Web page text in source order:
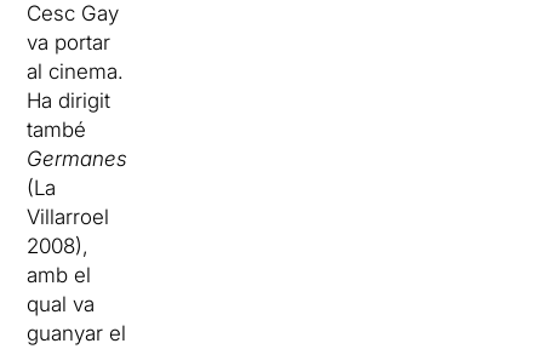
Cesc Gay
va portar
al cinema.
Ha dirigit
també
Germanes
(La
Villarroel
2008),
amb el
qual va
guanyar el